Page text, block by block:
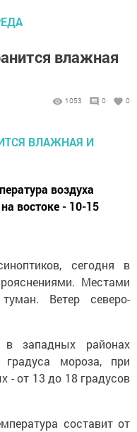
влажная
1053 0 0
воздуха
востоке - 10-15
сегодня в
Местами
Ветер северо-
в западных районах
градуса мороза, при
- от 13 до 18 градусов
составит от